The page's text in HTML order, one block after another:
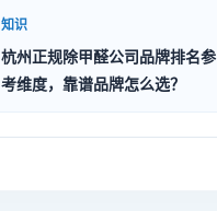
知识
杭州正规除甲醛公司品牌排名参
考维度，靠谱品牌怎么选？